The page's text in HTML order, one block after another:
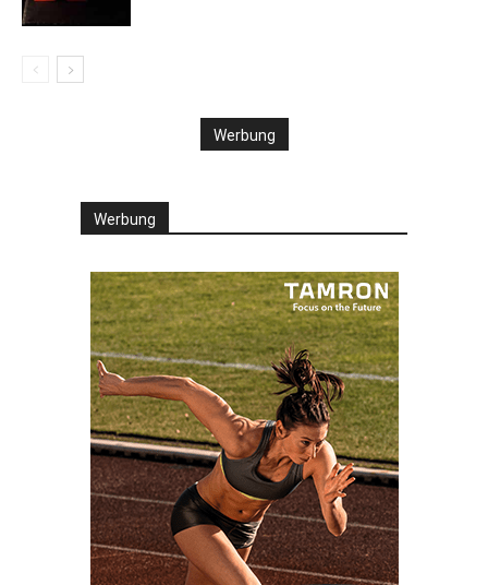
Werbung
Werbung